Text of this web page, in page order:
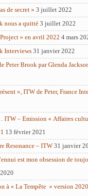
de secret » 3 juillet 2022
nous a quitté 3 juillet 2022
» en avril 2022 4 mars
Interviews 31 janvier 2022
Peter Brook par Glenda
», ITW de Peter, France
ITW – Emission « Affaires
13 février 2021
Resonance – ITW 31 janvier
est mon obsession de
à « La Tempête » version 2020